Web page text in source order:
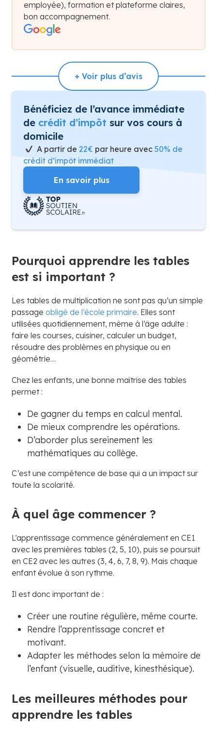
employée), formation et plateforme claires,
bon accompagnement.
+ Voir plus d’avis
Bénéficiez de l’avance immédiate
de crédit d’impôt sur vos cours à
domicile
A partir de 22€ par heure avec 50% de
crédit d’impôt immédiat
En savoir plus
Pourquoi apprendre les tables
est si important ?
Les tables de multiplication ne sont pas qu’un simple
passage obligé de l’école primaire. Elles sont
utilisées quotidiennement, même à l’âge adulte :
faire les courses, cuisiner, calculer un budget,
résoudre des problèmes en physique ou en
géométrie…
Chez les enfants, une bonne maîtrise des tables
permet :
De gagner du temps en calcul mental.
De mieux comprendre les opérations.
D’aborder plus sereinement les
mathématiques au collège.
C’est une compétence de base qui a un impact sur
toute la scolarité.
À quel âge commencer ?
L’apprentissage commence généralement en CE1
avec les premières tables (2, 5, 10), puis se poursuit
en CE2 avec les autres (3, 4, 6, 7, 8, 9). Mais chaque
enfant évolue à son rythme.
Il est donc important de :
Créer une routine régulière, même courte.
Rendre l’apprentissage concret et
motivant.
Adapter les méthodes selon la mémoire de
l’enfant (visuelle, auditive, kinesthésique).
Les meilleures méthodes pour
apprendre les tables